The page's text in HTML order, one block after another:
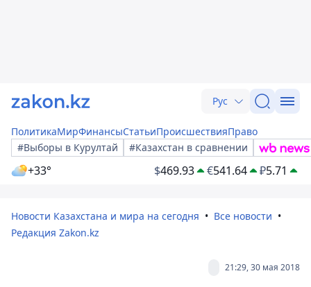
Рус
ПолитикаМирФинансыСтатьиПроисшествияПраво
#Выборы в Курултай
#Казахстан в сравнении
+33° $469.93 €541.64 ₽5.71
Новости Казахстана и мира на сегодня
Все новости
Редакция Zakon.kz
21:29, 30 мая 2018